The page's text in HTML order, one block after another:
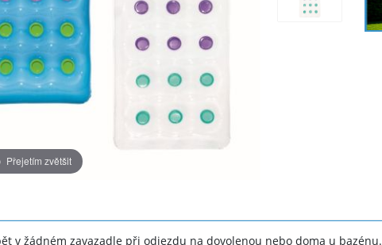
Přejetím zvětšit
v žádném zavazadle při odjezdu na dovolenou nebo doma u bazénu.